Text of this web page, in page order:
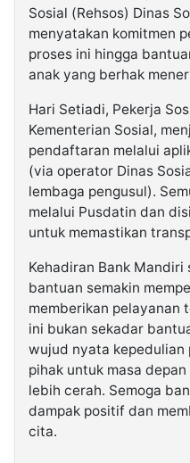
Sosial (Rehsos) Dinas
menyatakan komitmen
proses ini hingga
anak yang berhak
Hari Setiadi, Pekerja
Kementerian Sosial,
pendaftaran melalui
(via operator Dinas
lembaga pengusul).
melalui Pusdatin dan
untuk memastikan
Kehadiran Bank
bantuan semakin
memberikan pelayanan
ini bukan sekadar
wujud nyata kepedulian
pihak untuk masa
lebih cerah. Semoga
dampak positif dan
cita.